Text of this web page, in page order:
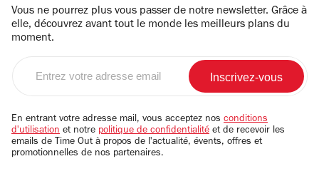
Vous ne pourrez plus vous passer de notre newsletter. Grâce à
elle, découvrez avant tout le monde les meilleurs plans du
moment.
email
En entrant votre adresse mail, vous acceptez nos conditions
d'utilisation et notre politique de confidentialité et de recevoir les
emails de Time Out à propos de l'actualité, évents, offres et
promotionnelles de nos partenaires.